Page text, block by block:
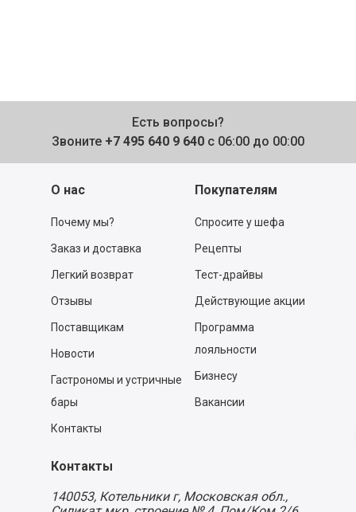
Есть вопросы?
Звоните +7 495 640 9 640 с 06:00 до 00:00
О нас
Почему мы?
Заказ и доставка
Легкий возврат
Отзывы
Поставщикам
Новости
Гастрономы и устричные
бары
Контакты
Покупателям
Спросите у шефа
Рецепты
Тест-драйвы
Действующие акции
Программа
лояльности
Бизнесу
Вакансии
Контакты
140053, Котельники г, Московская обл.,